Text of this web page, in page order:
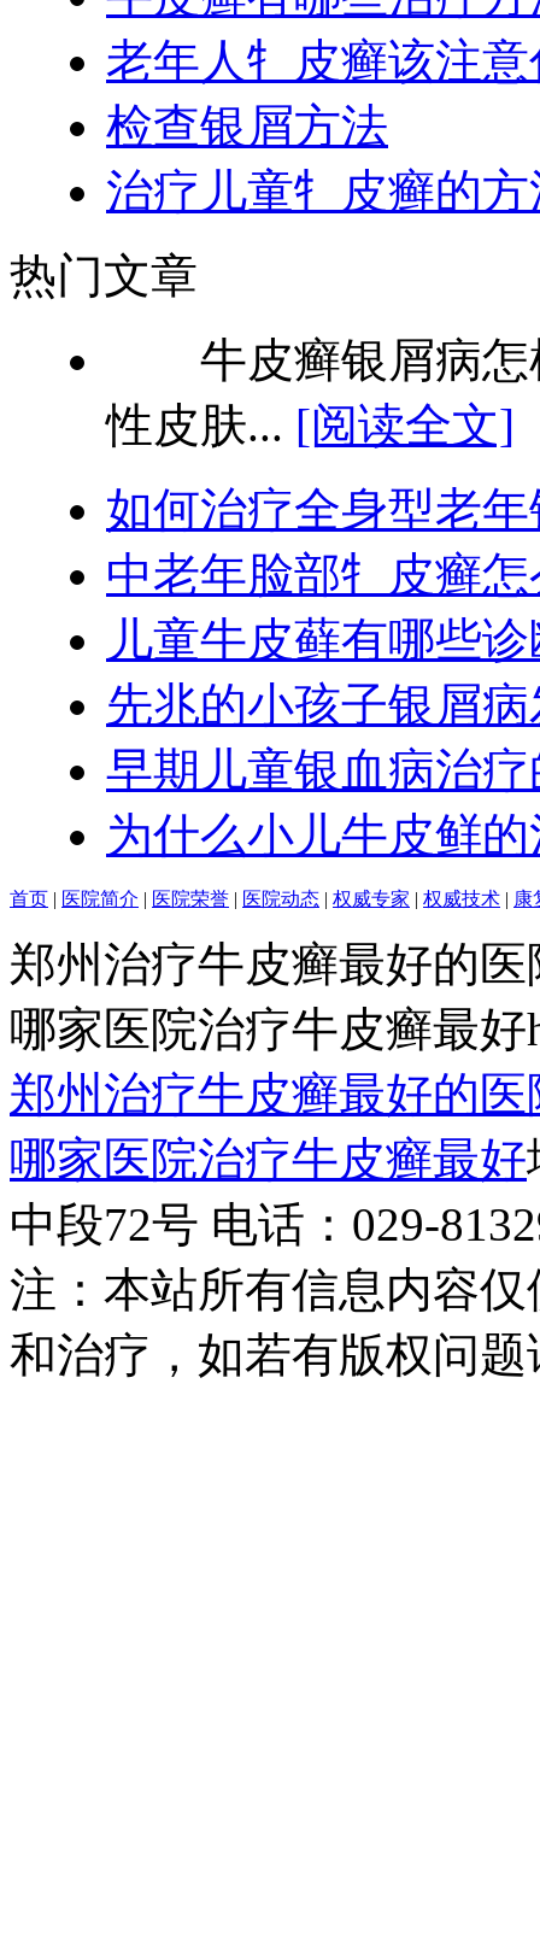
老年人牜皮癣该注
检查银屑方法
治疗儿童牜皮癣的方
热门文章
牛皮癣银屑病怎
性皮肤... [阅读全文]
如何治疗全身型老
中老年脸部牜皮癣
儿童牛皮藓有哪些
先兆的小孩子银屑
早期儿童银血病治
为什么小儿牛皮鲜
首页 | 医院简介 | 医院荣誉 | 医院动态 | 权威专家 | 权威技术 | 康
郑州治疗牛皮癣最好的
哪家医院治疗牛皮癣最好
郑州治疗牛皮癣最好的
哪家医院治疗牛皮癣最好
中段72号 电话：029-
注：本站所有信息内容
和治疗，如若有版权问